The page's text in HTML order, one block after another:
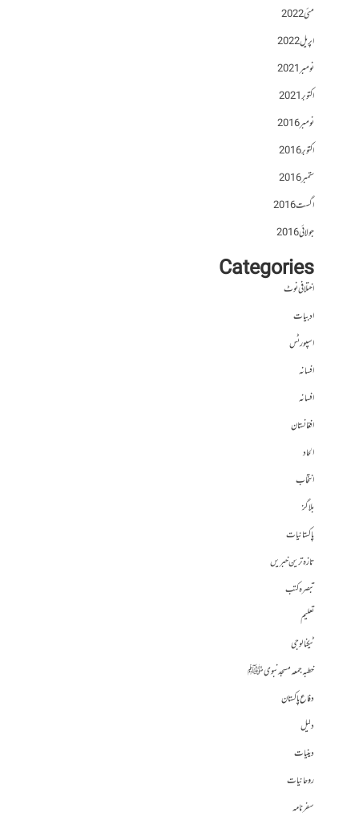
مئی 2022
اپریل 2022
نومبر 2021
اکتوبر 2021
نومبر 2016
اکتوبر 2016
ستمبر 2016
اگست 2016
جولائی 2016
Categories
اختلافی نوٹ
ادبیات
اسپورٹس
افسانہ
افسانہ
افغانستان
الحاد
انتخاب
بلاگز
پاکستانیات
تازہ ترین خبریں
تبصرہ کتب
تعلیم
ٹیکنالوجی
خطبہ جمعہ مسجد نبوی ﷺ
دفاع پاکستان
دلیل
دینیات
روحانیات
سفرنامہ